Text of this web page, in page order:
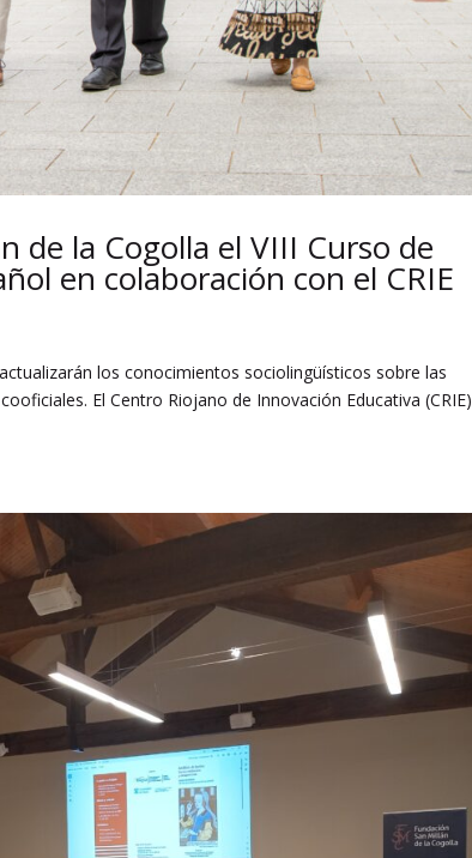
de la Cogolla el VIII Curso de
en colaboración con el CRIE
los conocimientos sociolingüísticos sobre las
El Centro Riojano de Innovación Educativa (CRIE)